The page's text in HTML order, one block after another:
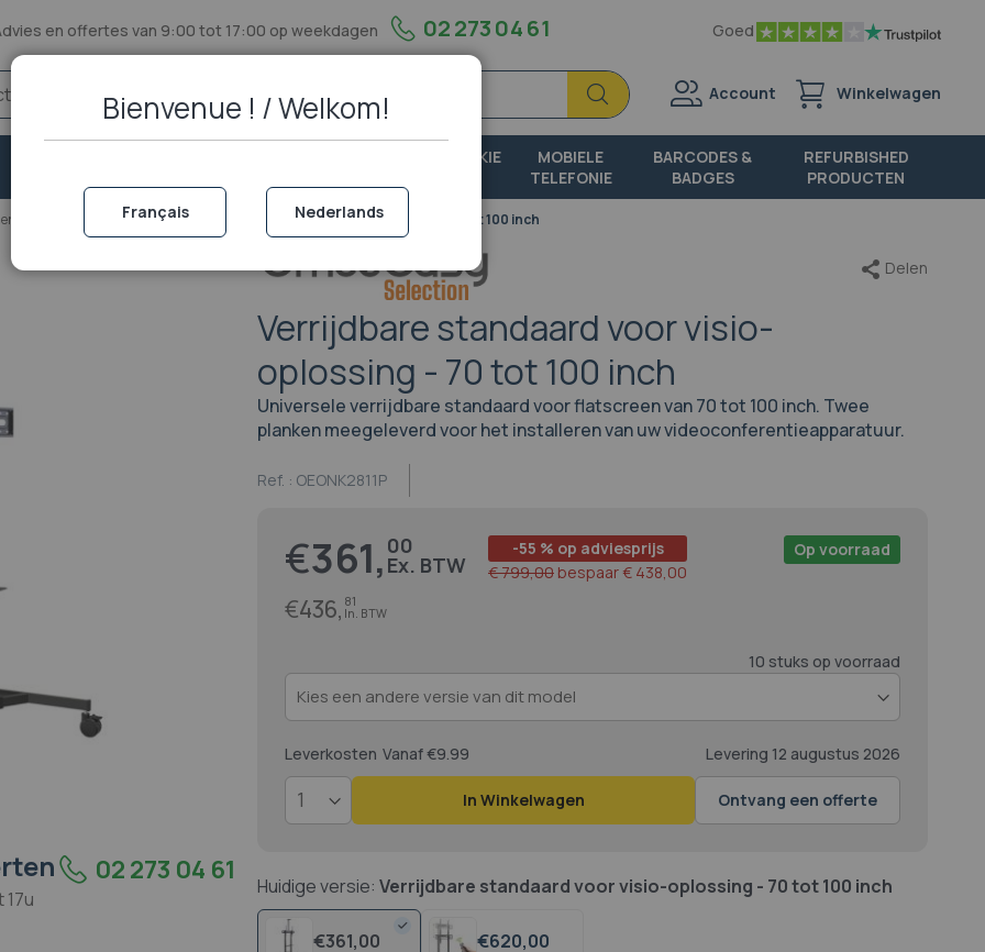
en offertes van 9:00 tot 17:00 op weekdagen 02 273 04 61 Goed
Zoek
Zoek
Account Winkelwagen
PORTOFOON EN WALKIE
MOBIELE
TELEFONIE
BARCODES &
BADGES
REFURBISHED
PRODUCTEN
en bevestigingen Verrijdbare standaard voor visio-oplossing - 70 tot 100 inch
Verrijdbare standaard voor visio-
oplossing - 70 tot 100 inch
Universele verrijdbare standaard voor flatscreen van 70 tot 100 inch. Twee
planken meegeleverd voor het installeren van uw videoconferentieapparatuur.
Ref. : OEONK2811P
Delen
Prijs
€361, 00
€436, 81
-55 % op adviesprijs
€ 799,00bespaar € 438,00
10 stuks op voorraad
Op voorraad
Levering 12 augustus 2026
Leverkosten Vanaf €9.99
In Winkelwagen Ontvang een offerte
Huidige versie: Verrijdbare standaard voor visio-oplossing - 70 tot 100 inch
€361,00 €620,00
02 273 04 61
Bienvenue ! / Welkom!
Français Nederlands